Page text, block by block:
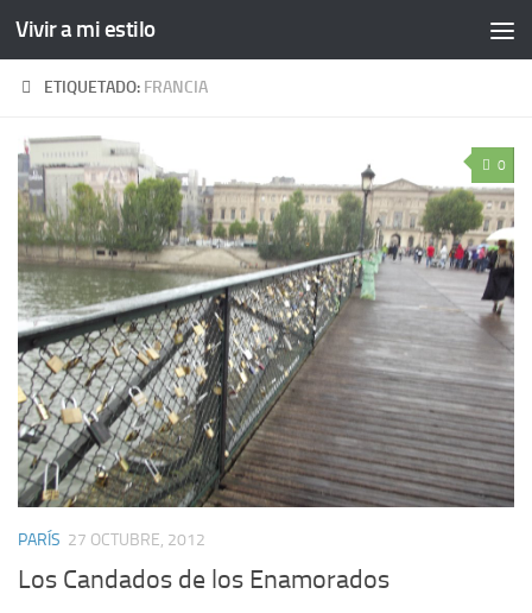
Vivir a mi estilo
ETIQUETADO: FRANCIA
0
PARÍS 27 OCTUBRE, 2012
Los Candados de los Enamorados